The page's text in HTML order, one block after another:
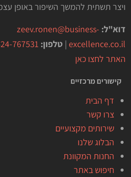
ויצר תשתית להמשך השיפור באופן
דוא"ל: zeev.ronen@business-
excellence.co.il
| טלפון: 767531
האתר לחצו כאן
קישורים מרכזיים
דף הבית
צרו קשר
שירותים מקצועיים
הבלוג שלנו
החנות המקוונת
חיפוש באתר